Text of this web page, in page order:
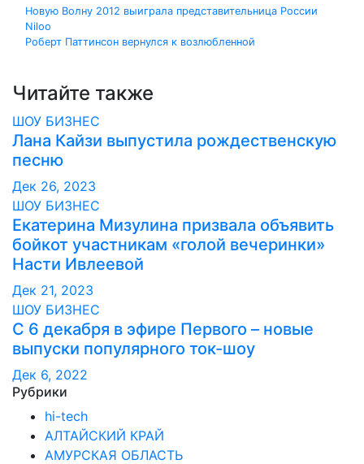
Навигация
по
записям
Новую Волну 2012 выиграла представительница России
Niloo
Роберт Паттинсон вернулся к возлюбленной
Читайте также
ШОУ БИЗНЕС
Лана Кайзи выпустила рождественскую
песню
Дек 26, 2023
ШОУ БИЗНЕС
Екатерина Мизулина призвала объявить
бойкот участникам «голой вечеринки»
Насти Ивлеевой
Дек 21, 2023
ШОУ БИЗНЕС
С 6 декабря в эфире Первого – новые
выпуски популярного ток-шоу
Дек 6, 2022
Рубрики
hi-tech
АЛТАЙСКИЙ КРАЙ
АМУРСКАЯ ОБЛАСТЬ